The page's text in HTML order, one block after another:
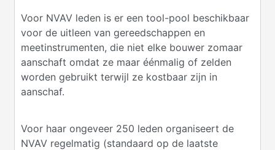
Voor NVAV leden is er een tool-pool beschikbaar
voor de uitleen van gereedschappen en
meetinstrumenten, die niet elke bouwer zomaar
aanschaft omdat ze maar éénmalig of zelden
worden gebruikt terwijl ze kostbaar zijn in
aanschaf.
Voor haar ongeveer 250 leden organiseert de
NVAV regelmatig (standaard op de laatste